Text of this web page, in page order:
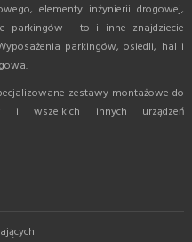
elementy inżynierii drogowej,
parkingów - to i inne znajdziecie
parkingów, osiedli, hal i
zestawy montażowe do
i wszelkich innych urządzeń